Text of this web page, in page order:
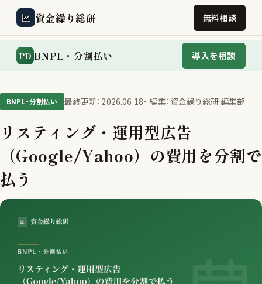
資金繰り総研 無料相談
PD BNPL・分割払い 導入を相談
BNPL・分割払い 最終更新：2026.06.18・ 編集：資金繰り総研 編集部
リスティング・運用型広告
（Google/Yahoo）の費用を分割で
払う